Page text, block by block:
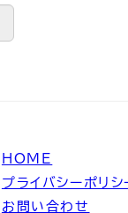
HOME
プライバシーポリシ
お問い合わせ